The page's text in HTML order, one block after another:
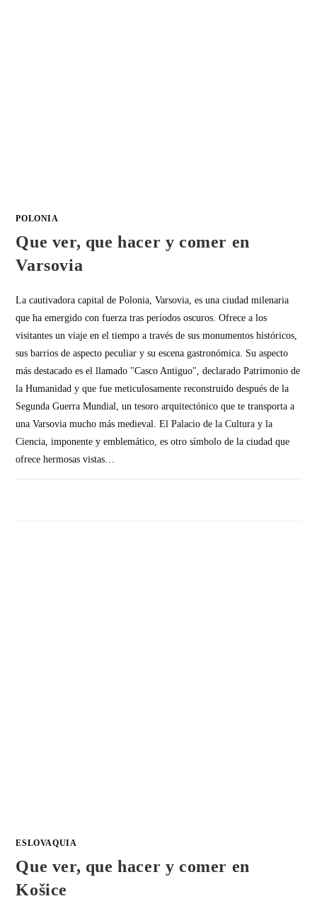
POLONIA
Que ver, que hacer y comer en
Varsovia
La cautivadora capital de Polonia, Varsovia, es una ciudad milenaria
que ha emergido con fuerza tras períodos oscuros. Ofrece a los
visitantes un viaje en el tiempo a través de sus monumentos históricos,
sus barrios de aspecto peculiar y su escena gastronómica. Su aspecto
más destacado es el llamado "Casco Antiguo", declarado Patrimonio de
la Humanidad y que fue meticulosamente reconstruido después de la
Segunda Guerra Mundial, un tesoro arquitectónico que te transporta a
una Varsovia mucho más medieval. El Palacio de la Cultura y la
Ciencia, imponente y emblemático, es otro símbolo de la ciudad que
ofrece hermosas vistas…
ESLOVAQUIA
Que ver, que hacer y comer en
Košice